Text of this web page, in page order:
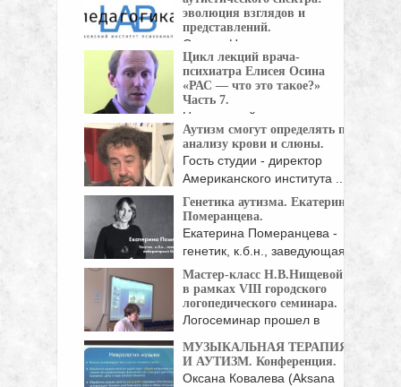
эволюция взглядов и
представлений.
Спикер Наталия
Вячеславовна Устинова -
доктор ...
Цикл лекций врача-
психиатра Елисея Осина
«РАС — что это такое?»
Часть 7.
Цикл лекций врача-
психиатра Елисея Осина.
Тема семинара "Расстройства ...
Аутизм смогут определять по
анализу крови и слюны.
Гость студии - директор
Американского института ...
Генетика аутизма. Екатерина
Померанцева.
Екатерина Померанцева -
генетик, к.б.н., заведующая
лабораторий ...
Мастер-класс Н.В.Нищевой
в рамках VIII городского
логопедического семинара.
Логосеминар прошел в
конференции, организуемой
...
МУЗЫКАЛЬНАЯ ТЕРАПИЯ
И АУТИЗМ. Конференция.
Оксана Ковалева (Aksana